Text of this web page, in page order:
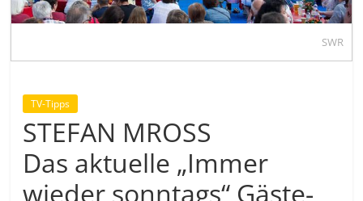
SWR
TV-Tipps
STEFAN MROSS
Das aktuelle „Immer
wieder sonntags“ Gäste-